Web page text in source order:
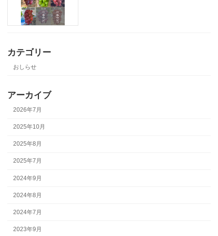
カテゴリー
おしらせ
アーカイブ
2026年7月
2025年10月
2025年8月
2025年7月
2024年9月
2024年8月
2024年7月
2023年9月